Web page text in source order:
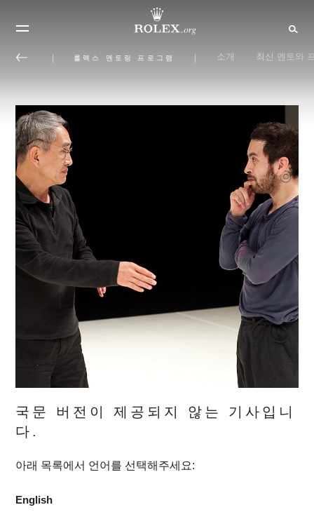
롤렉스 멘토링 프로그램 소개 최신 멘토와
국문 버전이 제공되지 않는 기사입니
다.
아래 목록에서 언어를 선택해주세요:
English